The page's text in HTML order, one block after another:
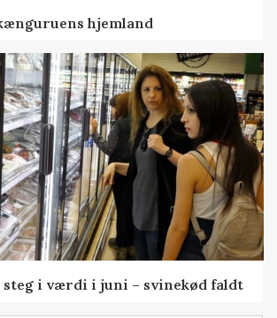
hjemland
steg i værdi i juni – svinekød faldt